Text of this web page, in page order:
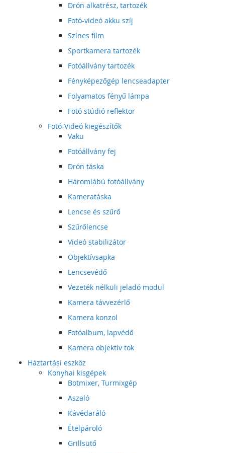
Drón alkatrész, tartozék
Fotó-videó akku szíj
Színes film
Sportkamera tartozék
Fotóállvány tartozék
Fényképezőgép lencseadapter
Folyamatos fényű lámpa
Fotó stúdió reflektor
Fotó-Videó kiegészítők
Vaku
Fotóállvány fej
Drón táska
Háromlábú fotóállvány
Kameratáska
Lencse és szűrő
Szűrőlencse
Videó stabilizátor
Objektívsapka
Lencsevédő
Vezeték nélküli jeladó modul
Kamera távvezérlő
Kamera konzol
Fotóalbum, lapvédő
Kamera objektív tok
Háztartási eszköz
Konyhai kisgépek
Botmixer, Turmixgép
Aszaló
Kávédaráló
Ételpároló
Grillsütő